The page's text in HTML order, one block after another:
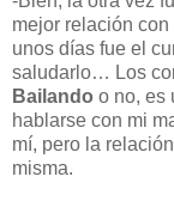
mejor relación
unos días fue el
saludarlo… Los
Bailando o no, es
hablarse con mi
mí, pero la
misma.